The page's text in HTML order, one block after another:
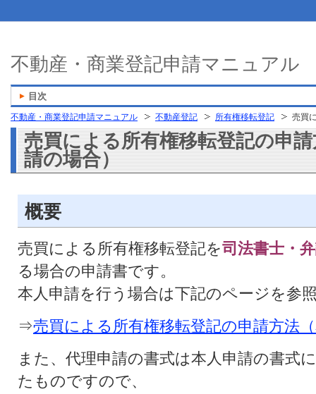
不動産・商業登記申請マニュアル 不動産登記 所有権移転登記 売買
売買による所有権移転登記の申
請の場合）
概要
売買による所有権移転登記を司法書士・
る場合の申請書です。
本人申請を行う場合は下記のページを参
⇒売買による所有権移転登記の申請方法
また、代理申請の書式は本人申請の書式
たものですので、
不動産・商業登記申請マニュアル
目次